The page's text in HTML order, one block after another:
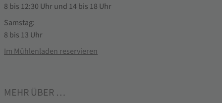
8 bis 12:30 Uhr und 14 bis 18 Uhr
Samstag:
8 bis 13 Uhr
Im Mühlenladen reservieren
MEHR ÜBER …